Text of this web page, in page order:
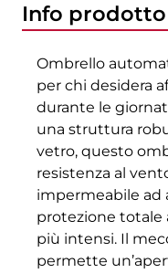
Info prodotto
Ombrello
per chi desidera
durante le
una struttura
vetro, questo
resistenza al
impermeabile ad
protezione totale
più intensi. Il
permette